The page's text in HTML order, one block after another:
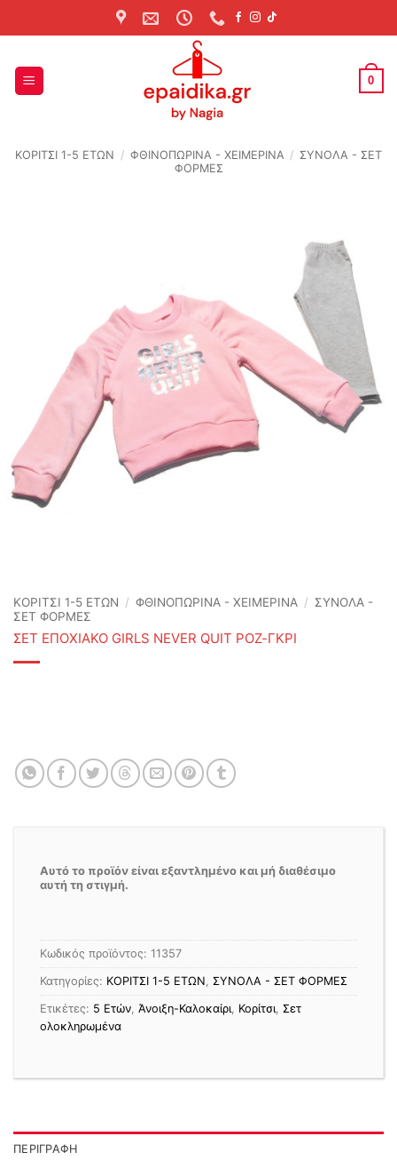
to
0
ΚΟΡΙΤΣΙ 1-5 ΕΤΩΝ / ΦΘΙΝΟΠΩΡΙΝΆ - ΧΕΙΜΕΡΙΝΆ / ΣΥΝΟΛΑ - ΣΕΤ
ΦΟΡΜΕΣ
ΚΟΡΙΤΣΙ 1-5 ΕΤΩΝ / ΦΘΙΝΟΠΩΡΙΝΆ - ΧΕΙΜΕΡΙΝΆ / ΣΥΝΟΛΑ -
ΣΕΤ ΦΟΡΜΕΣ
ΣΕΤ ΕΠΟΧΙΑΚΟ GIRLS NEVER QUIT ΡΟΖ-ΓΚΡΙ
Αυτό το προϊόν είναι εξαντλημένο και μή διαθέσιμο
αυτή τη στιγμή.
Κωδικός προϊόντος: 11357
Κατηγορίες: ΚΟΡΙΤΣΙ 1-5 ΕΤΩΝ, ΣΥΝΟΛΑ - ΣΕΤ ΦΟΡΜΕΣ
Ετικέτες: 5 Ετών, Άνοιξη-Καλοκαίρι, Κορίτσι, Σετ
ολοκληρωμένα
ΠΕΡΙΓΡΑΦΉ